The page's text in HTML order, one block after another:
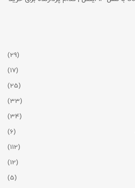
(29)
(17)
(25)
(33)
(34)
(6)
(112)
(12)
(5)